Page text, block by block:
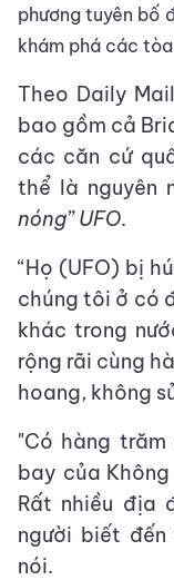
phương tuyên bố
khám phá các
Theo Daily
bao gồm cả
các căn cứ
thể là nguyên
nóng” UFO.
“Họ (UFO) bị
chúng tôi ở có
khác trong
rộng rãi cùng
hoang, không
"Có hàng trăm
bay của
Rất nhiều địa
người biết đến
nói.